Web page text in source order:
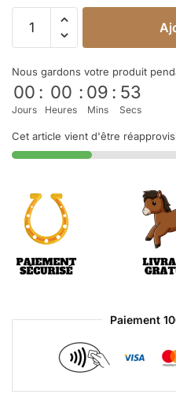
Nous gardons votre produit
00
Jours
: 00
Heures
: 09
Mins
: 53
Secs
Cet article vient d'être
Paiement